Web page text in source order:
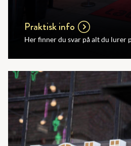
Praktisk info
Her finner du svar på alt du lurer